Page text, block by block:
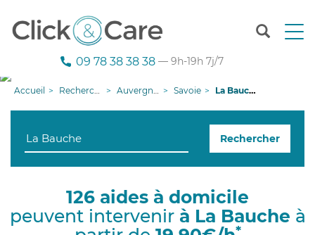
T
n
g
i
09 78 38 38 38 — 9h-19h 7j/7
Accueil Recherche aide à domicile Auvergne-Rhône-Alpes Savoie La Bauche
Rechercher
126 aides à domicile
peuvent intervenir à La Bauche à
*